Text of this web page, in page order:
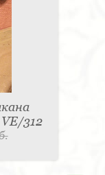
312